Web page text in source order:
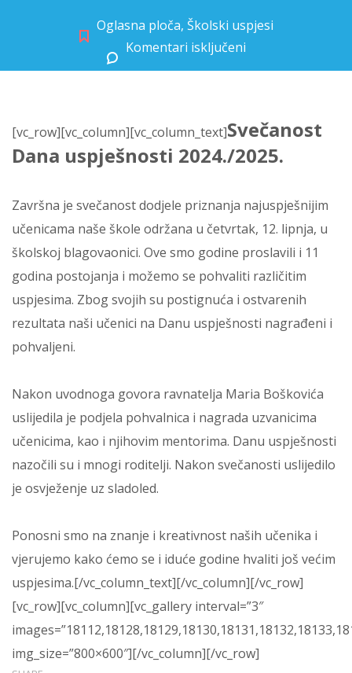
Oglasna ploča, Školski uspjesi
Komentari isključeni
[vc_row][vc_column][vc_column_text]Svečanost
Dana uspješnosti 2024./2025.
Završna je svečanost dodjele priznanja najuspješnijim
učenicama naše škole održana u četvrtak, 12. lipnja, u
školskoj blagovaonici. Ove smo godine proslavili i 11
godina postojanja i možemo se pohvaliti različitim
uspjesima. Zbog svojih su postignuća i ostvarenih
rezultata naši učenici na Danu uspješnosti nagrađeni i
pohvaljeni.
Nakon uvodnoga govora ravnatelja Maria Boškovića
uslijedila je podjela pohvalnica i nagrada uzvanicima
učenicima, kao i njihovim mentorima. Danu uspješnosti
nazočili su i mnogi roditelji. Nakon svečanosti uslijedilo
je osvježenje uz sladoled.
Ponosni smo na znanje i kreativnost naših učenika i
vjerujemo kako ćemo se i iduće godine hvaliti još većim
uspjesima.[/vc_column_text][/vc_column][/vc_row]
[vc_row][vc_column][vc_gallery interval=”3″
img_size=”800×600″][/vc_column][/vc_row]